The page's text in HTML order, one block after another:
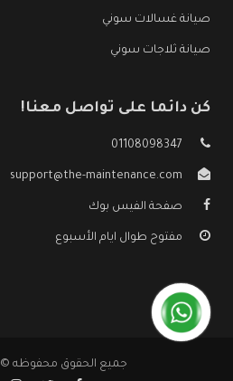
صيانة غسالات سوني
صيانة ثلاجات سوني
كن دائما على تواصل معنا!
01108098347
support@the-maintenance.com
صفحة الفيس بوك
مفتوح طوال ايام الأسبوع
جميع الحقوق محفوظه ©